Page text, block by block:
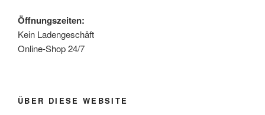
Öffnungszeiten:
Kein Ladengeschäft
Online-Shop 24/7
ÜBER DIESE WEBSITE